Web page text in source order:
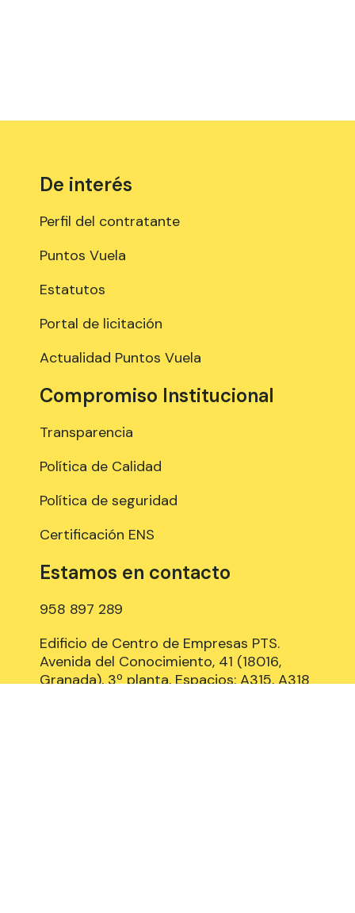
De interés
Perfil del contratante
Puntos Vuela
Estatutos
Portal de licitación
Actualidad Puntos Vuela
Compromiso Institucional
Transparencia
Política de Calidad
Política de seguridad
Certificación ENS
Estamos en contacto
958 897 289
Edificio de Centro de Empresas PTS.
Avenida del Conocimiento, 41 (18016,
Granada), 3º planta, Espacios: A315, A318